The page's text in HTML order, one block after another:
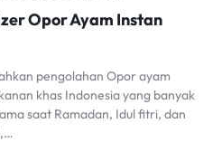
Opor Ayam Instan
pengolahan Opor ayam
khas Indonesia yang banyak
saat Ramadan, Idul fitri, dan